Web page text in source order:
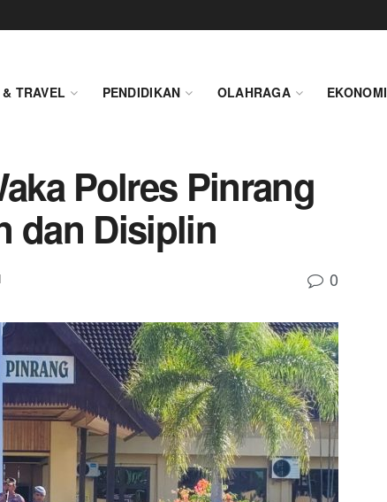
TRAVEL PENDIDIKAN OLAHRAGA EKONOMI
Polres Pinrang
dan Disiplin
0